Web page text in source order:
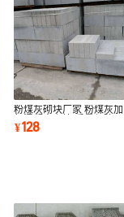
粉煤灰砌块厂家 粉煤灰加
气混凝土砌块 质量保障
¥128